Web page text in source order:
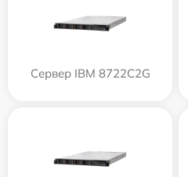
Сервер IBM 8722C2G